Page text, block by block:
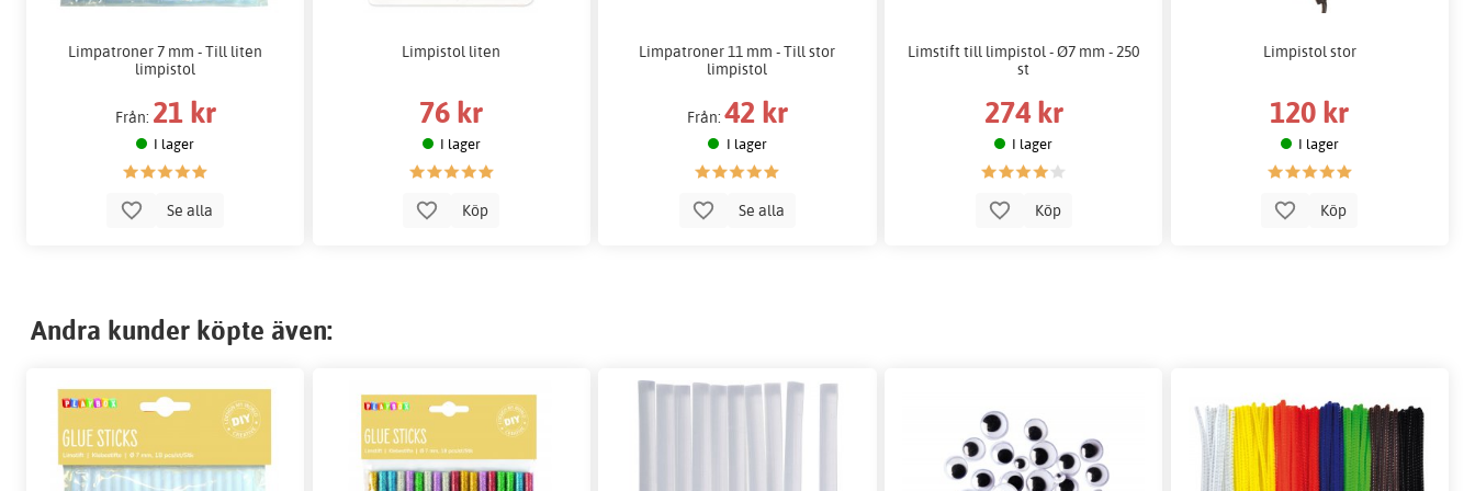
Limpatroner 7 mm - Till liten
limpistol
Från: 21 kr
I lager
Se alla
Limpistol liten
76 kr
I lager
Köp
Limpatroner 11 mm - Till stor
limpistol
Från: 42 kr
I lager
Se alla
Limstift till limpistol - Ø7 mm - 250
st
274 kr
I lager
Köp
Limpistol stor
120 kr
I lager
Köp
Andra kunder köpte även: